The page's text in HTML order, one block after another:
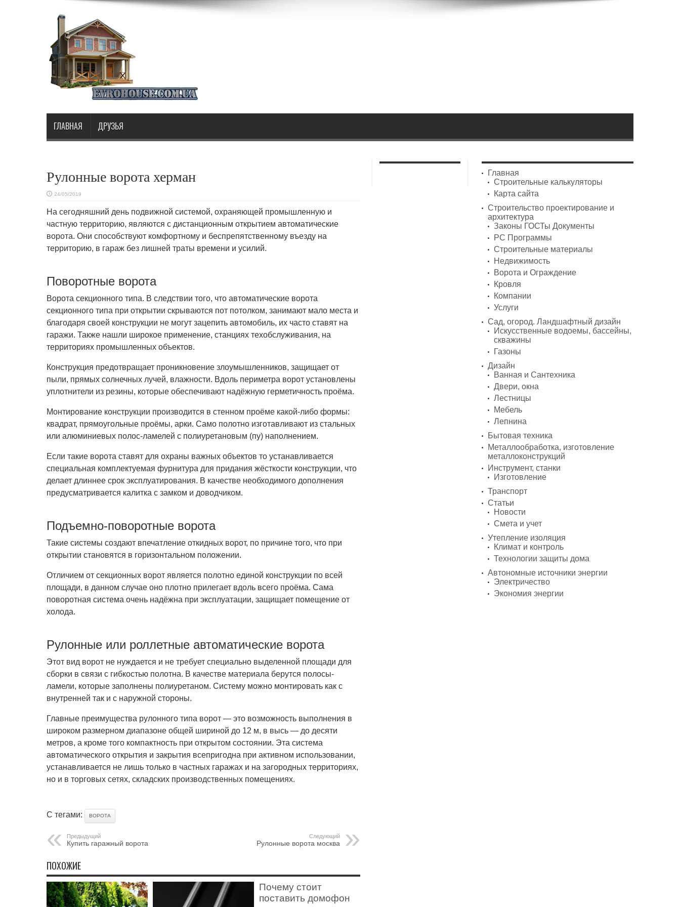
ГЛАВНАЯ ДРУЗЬЯ
Рулонные ворота херман
24/05/2019
На сегодняшний день подвижной системой, охраняющей промышленную и
частную территорию, являются с дистанционным открытием автоматические
ворота. Они способствуют комфортному и беспрепятственному въезду на
территорию, в гараж без лишней траты времени и усилий.
Поворотные ворота
Ворота секционного типа. В следствии того, что автоматические ворота
секционного типа при открытии скрываются пот потолком, занимают мало места и
благодаря своей конструкции не могут зацепить автомобиль, их часто ставят на
гаражи. Также нашли широкое применение, станциях техобслуживания, на
территориях промышленных объектов.
Конструкция предотвращает проникновение злоумышленников, защищает от
пыли, прямых солнечных лучей, влажности. Вдоль периметра ворот установлены
уплотнители из резины, которые обеспечивают надёжную герметичность проёма.
Монтирование конструкции производится в стенном проёме какой-либо формы:
квадрат, прямоугольные проёмы, арки. Само полотно изготавливают из стальных
или алюминиевых полос-ламелей с полиуретановым (пу) наполнением.
Если такие ворота ставят для охраны важных объектов то устанавливается
специальная комплектуемая фурнитура для придания жёсткости конструкции, что
делает длиннее срок эксплуатирования. В качестве необходимого дополнения
предусматривается калитка с замком и доводчиком.
Подъемно-поворотные ворота
Такие системы создают впечатление откидных ворот, по причине того, что при
открытии становятся в горизонтальном положении.
Отличием от секционных ворот является полотно единой конструкции по всей
площади, в данном случае оно плотно прилегает вдоль всего проёма. Сама
поворотная система очень надёжна при эксплуатации, защищает помещение от
холода.
Рулонные или роллетные автоматические ворота
Этот вид ворот не нуждается и не требует специально выделенной площади для
сборки в связи с гибкостью полотна. В качестве материала берутся полосы-
ламели, которые заполнены полиуретаном. Систему можно монтировать как с
внутренней так и с наружной стороны.
Главные преимущества рулонного типа ворот — это возможность выполнения в
широком размерном диапазоне общей шириной до 12 м, в высь — до десяти
метров, а кроме того компактность при открытом состоянии. Эта система
автоматического открытия и закрытия всепригодна при активном использовании,
устанавливается не лишь только в частных гаражах и на загородных территориях,
но и в торговых сетях, складских производственных помещениях.
С тегами: ВОРОТА
Предыдущий
Купить гаражный ворота
Следующий
Рулонные ворота москва
ПОХОЖИЕ
Почему стоит
поставить домофон
Главная
Строительные калькуляторы
Карта сайта
Строительство проектирование и
архитектура
Законы ГОСТы Документы
PC Программы
Строительные материалы
Недвижимость
Ворота и Ограждение
Кровля
Компании
Услуги
Сад, огород. Ландшафтный дизайн
Искусственные водоемы, бассейны,
скважины
Газоны
Дизайн
Ванная и Сантехника
Двери, окна
Лестницы
Мебель
Лепнина
Бытовая техника
Металлообработка, изготовление
металлоконструкций
Инструмент, станки
Изготовление
Транспорт
Статьи
Новости
Смета и учет
Утепление изоляция
Климат и контроль
Технологии защиты дома
Автономные источники энергии
Электричество
Экономия энергии